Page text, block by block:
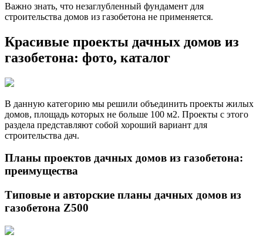
Важно знать, что незаглубленный фундамент для
строительства домов из газобетона не применяется.
Красивые проекты дачных домов из
газобетона: фото, каталог
В данную категорию мы решили объединить проекты жилых
домов, площадь которых не больше 100 м2. Проекты с этого
раздела представляют собой хороший вариант для
строительства дач.
Планы проектов дачных домов из газобетона:
преимущества
Типовые и авторские планы дачных домов из
газобетона Z500